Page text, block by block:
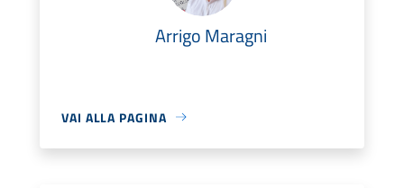
Arrigo Maragni
VAI ALLA PAGINA